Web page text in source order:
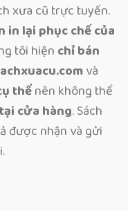
xưa cũ trực tuyến.
in lại phục chế của
tôi hiện chỉ bán
và
thểnên không thể
cửa hàng. Sách
được nhận và gửi